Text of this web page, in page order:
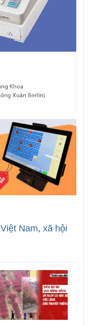
Việt Nam, xã hội